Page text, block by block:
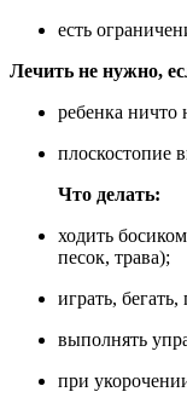
есть
Лечить не нужно,
ребенка ничто
плоскостопие
Что делать:
ходить
песок, трава);
играть, бегать,
выполнять
при